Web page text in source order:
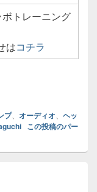
トレーニング
はコチラ
プ、 オーディオ
ヘッ
この投稿のパー